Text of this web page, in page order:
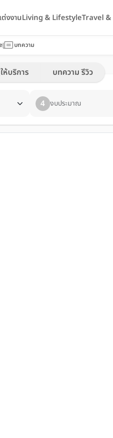
งงานLiving & LifestyleTravel
บทความ
ห้บริการ บทความ รีวิว
4 งบประมาณ